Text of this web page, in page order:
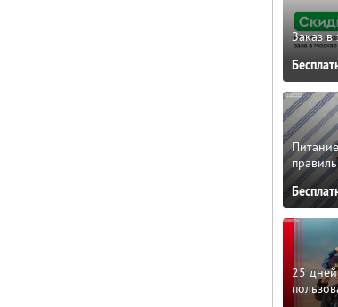
Заказ в
25 дней